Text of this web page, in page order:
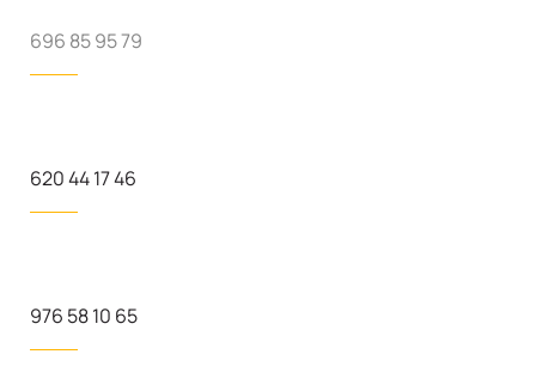
696 85 95 79
620 44 17 46
976 58 10 65